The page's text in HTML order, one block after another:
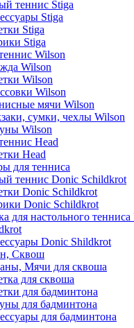
теннис Stiga
Stiga
Stiga
Stiga
Wilson
Wilson
Wilson
Wilson
мячи Wilson
сумки, чехлы Wilson
Wilson
Head
Head
для тенниса
теннис Donic Schildkrot
Donic Schildkrot
Donic Schildkrot
для настольного
Donic Shildkrot
Сквош
Мячи для сквоша
для сквоша
для бадминтона
для бадминтона
для бадминтона